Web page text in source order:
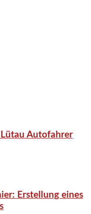
Autofahrer
Erstellung eines